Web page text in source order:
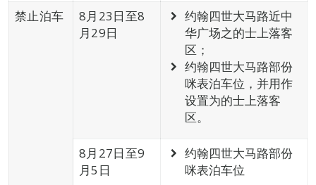
禁止泊车
8月23日至8
月29日
约翰四世大马路近中
华广场之的士上落客
区；
约翰四世大马路部份
咪表泊车位，并用作
设置为的士上落客
区。
8月27日至9
月5日
约翰四世大马路部份
咪表泊车位